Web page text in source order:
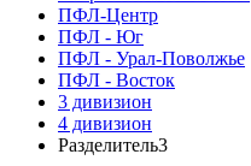
ПФЛ-Центр
ПФЛ - Юг
ПФЛ - Урал-Поволжье
ПФЛ - Восток
3 дивизион
4 дивизион
Разделитель3